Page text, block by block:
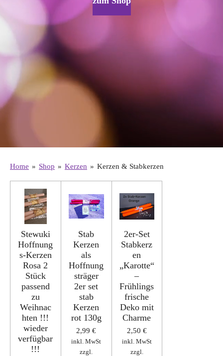
Home » Shop » Kerzen » Kerzen & Stabkerzen
Stewuki
Hoffnung
s-Kerzen
Rosa 2
Stück
passend
zu
Weihnac
hten !!!
wieder
verfügbar
!!!
Stab
Kerzen
als
Hoffnung
sträger
2er set
stab
Kerzen
rot 130g
2,99 €
inkl. MwSt
zzgl.
2er-Set
Stabkerz
en
„Karotte“
–
Frühlings
frische
Deko mit
Charme
2,50 €
inkl. MwSt
zzgl.